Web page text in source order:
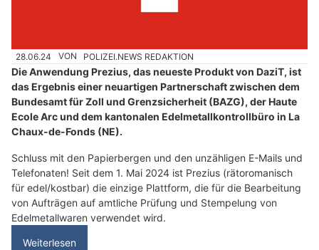
28.06.24 VON POLIZEI.NEWS REDAKTION
Die Anwendung Prezius, das neueste Produkt von DaziT, ist
das Ergebnis einer neuartigen Partnerschaft zwischen dem
Bundesamt für Zoll und Grenzsicherheit (BAZG), der Haute
Ecole Arc und dem kantonalen Edelmetallkontrollbüro in La
Chaux-de-Fonds (NE).
Schluss mit den Papierbergen und den unzähligen E-Mails und
Telefonaten! Seit dem 1. Mai 2024 ist Prezius (rätoromanisch
für edel/kostbar) die einzige Plattform, die für die Bearbeitung
von Aufträgen auf amtliche Prüfung und Stempelung von
Edelmetallwaren verwendet wird.
Weiterlesen